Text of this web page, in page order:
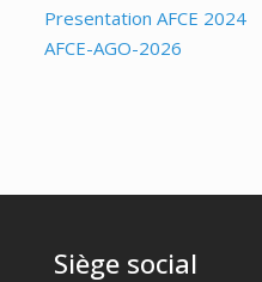
Presentation AFCE 2024
AFCE-AGO-2026
Siège social